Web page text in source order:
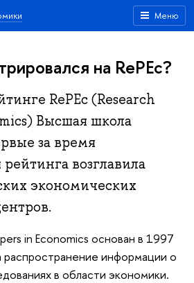
Меню
на RePEc?
RePEc (Research
Высшая школа
за время
возглавила
экономических
in Economics основан в 1997
распространение информации о
в области экономики.